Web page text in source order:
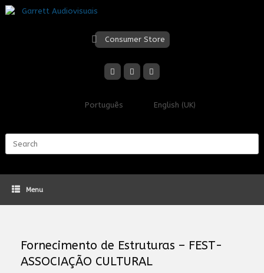
Skip
to
Consumer Store
Português English (UK)
Menu
Fornecimento de Estruturas – FEST-
ASSOCIAÇÃO CULTURAL